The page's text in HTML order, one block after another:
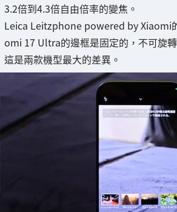
3.2倍到4.3倍自由倍率的變焦。
Leica Leitzphone powered by Xiaomi
omi 17 Ultra的邊框是固定的，不可旋轉
這是兩款機型最大的差異。